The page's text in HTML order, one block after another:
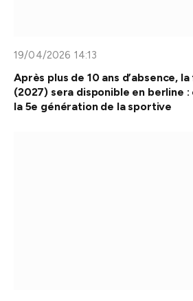
19/04/2026 14:13
Après plus de 10 ans d’absence,
(2027) sera disponible en berline :
la 5e génération de la sportive